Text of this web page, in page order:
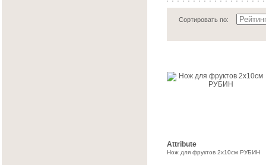
Сортировать по:
Attribute
Нож для фруктов 2х10см РУБИН